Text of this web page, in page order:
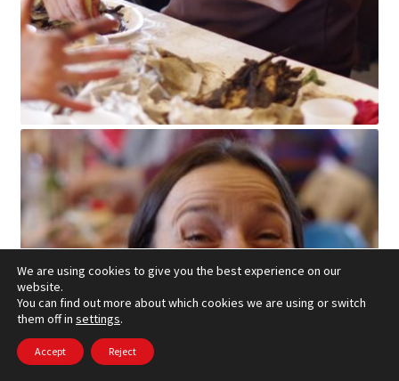
We are using cookies to give you the best experience on our
website.
You can find out more about which cookies we are using or switch
them off in settings.
Accept Reject